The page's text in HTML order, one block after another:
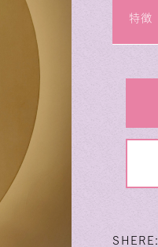
特徴
SHERE: